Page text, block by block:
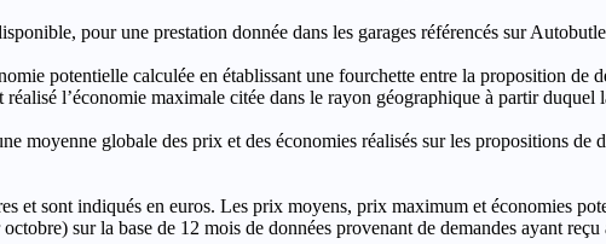
pour une prestation donnée dans les garages référencés sur
potentielle calculée en établissant une fourchette entre la proposition de
l’économie maximale citée dans le rayon géographique à partir duquel
globale des prix et des économies réalisés sur les propositions de
sont indiqués en euros. Les prix moyens, prix maximum et économies
sur la base de 12 mois de données provenant de demandes ayant